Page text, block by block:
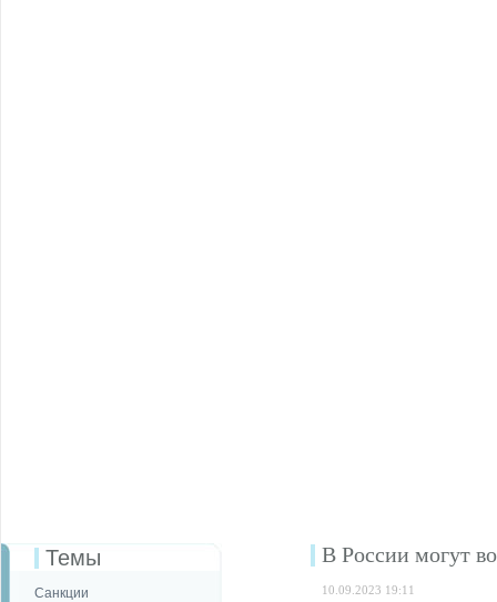
Темы
Санкции
В России могут
10.09.2023 19:11